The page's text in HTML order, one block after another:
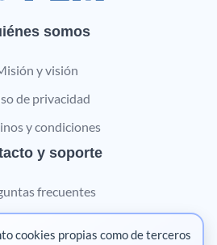
somos
y visión
de privacidad
y condiciones
y soporte
frecuentes
Contáctanos
cookies propias como de terceros